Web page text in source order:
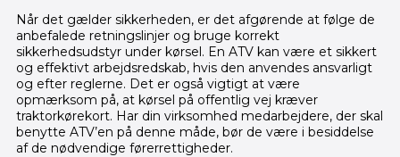
Når det gælder sikkerheden, er det afgørende at følge de
anbefalede retningslinjer og bruge korrekt
sikkerhedsudstyr under kørsel. En ATV kan være et sikkert
og effektivt arbejdsredskab, hvis den anvendes ansvarligt
og efter reglerne. Det er også vigtigt at være
opmærksom på, at kørsel på offentlig vej kræver
traktorkørekort. Har din virksomhed medarbejdere, der skal
benytte ATV’en på denne måde, bør de være i besiddelse
af de nødvendige førerrettigheder.